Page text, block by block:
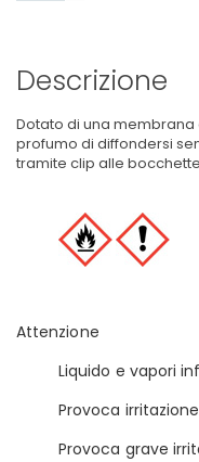
Descrizione
Dotato di una
profumo di diffondersi
tramite clip alle
Attenzione
Liquido e vapori
Provoca
Provoca grave